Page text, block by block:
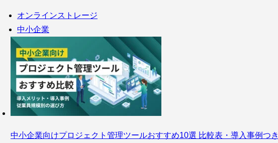
オンラインストレージ
中小企業
中小企業向けプロジェクト管理ツールおすすめ10選 比較表・導入事例つき